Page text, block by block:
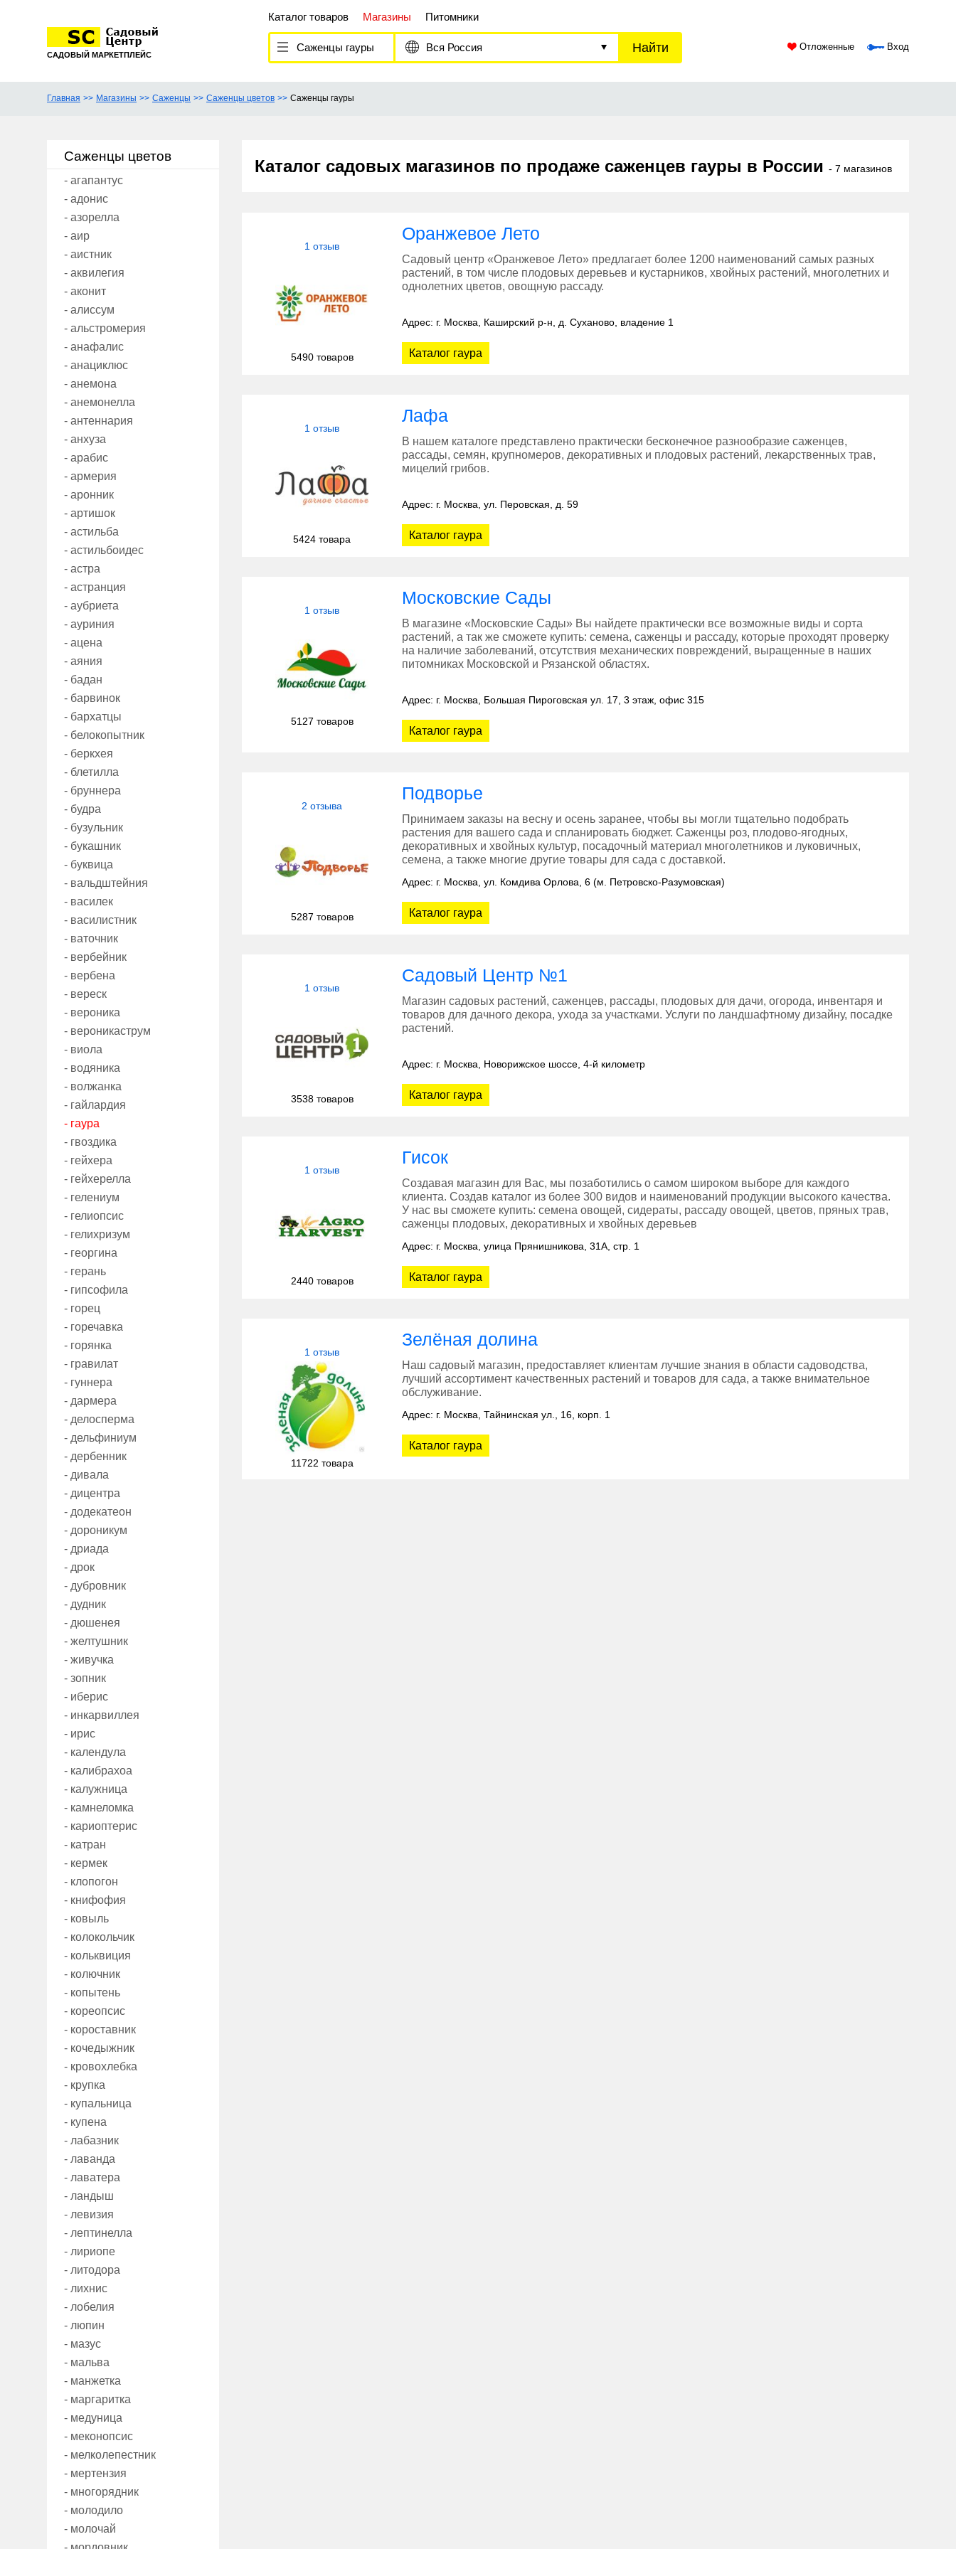
САДОВЫЙ МАРКЕТПЛЕЙС
Каталог товаров Магазины Питомники
Саженцы гауры Вся Россия Найти Отложенные Вход
Главная Магазины Саженцы Саженцы цветов Саженцы гауры
Саженцы цветов
- агапантус
- адонис
- азорелла
- аир
- аистник
- аквилегия
- аконит
- алиссум
- альстромерия
- анафалис
- анациклюс
- анемона
- анемонелла
- антеннария
- анхуза
- арабис
- армерия
- аронник
- артишок
- астильба
- астильбоидес
- астра
- астранция
- аубриета
- ауриния
- ацена
- аяния
- бадан
- барвинок
- бархатцы
- белокопытник
- беркхея
- блетилла
- бруннера
- будра
- бузульник
- букашник
- буквица
- вальдштейния
- василек
- василистник
- ваточник
- вербейник
- вербена
- вереск
- вероника
- вероникаструм
- виола
- водяника
- волжанка
- гайлардия
- гаура
- гвоздика
- гейхера
- гейхерелла
- гелениум
- гелиопсис
- гелихризум
- георгина
- герань
- гипсофила
- горец
- горечавка
- горянка
- гравилат
- гуннера
- дармера
- делосперма
- дельфиниум
- дербенник
- дивала
- дицентра
- додекатеон
- дороникум
- дриада
- дрок
- дубровник
- дудник
- дюшенея
- желтушник
- живучка
- зопник
- иберис
- инкарвиллея
- ирис
- календула
- калибрахоа
- калужница
- камнеломка
- кариоптерис
- катран
- кермек
- клопогон
- книфофия
- ковыль
- колокольчик
- кольквиция
- колючник
- копытень
- кореопсис
- короставник
- кочедыжник
- кровохлебка
- крупка
- купальница
- купена
- лабазник
- лаванда
- лаватера
- ландыш
- левизия
- лептинелла
- лириопе
- литодора
- лихнис
- лобелия
- люпин
- мазус
- мальва
- манжетка
- маргаритка
- медуница
- меконопсис
- мелколепестник
- мертензия
- многорядник
- молодило
- молочай
Каталог садовых магазинов по продаже саженцев гауры в России - 7 магазинов
1 отзыв
5490 товаров
Оранжевое Лето
Садовый центр «Оранжевое Лето» предлагает более 1200 наименований самых разных
растений, в том числе плодовых деревьев и кустарников, хвойных растений, многолетних и
однолетних цветов, овощную рассаду.
Адрес: г. Москва, Каширский р-н, д. Суханово, владение 1
Каталог гаура
1 отзыв
5424 товара
Лафа
В нашем каталоге представлено практически бесконечное разнообразие саженцев,
рассады, семян, крупномеров, декоративных и плодовых растений, лекарственных трав,
мицелий грибов.
Адрес: г. Москва, ул. Перовская, д. 59
Каталог гаура
1 отзыв
5127 товаров
Московские Сады
В магазине «Московские Сады» Вы найдете практически все возможные виды и сорта
растений, а так же сможете купить: семена, саженцы и рассаду, которые проходят проверку
на наличие заболеваний, отсутствия механических повреждений, выращенные в наших
питомниках Московской и Рязанской областях.
Адрес: г. Москва, Большая Пироговская ул. 17, 3 этаж, офис 315
Каталог гаура
2 отзыва
5287 товаров
Подворье
Принимаем заказы на весну и осень заранее, чтобы вы могли тщательно подобрать
растения для вашего сада и спланировать бюджет. Саженцы роз, плодово-ягодных,
декоративных и хвойных культур, посадочный материал многолетников и луковичных,
семена, а также многие другие товары для сада с доставкой.
Адрес: г. Москва, ул. Комдива Орлова, 6 (м. Петровско-Разумовская)
Каталог гаура
1 отзыв
3538 товаров
Садовый Центр №1
Магазин садовых растений, саженцев, рассады, плодовых для дачи, огорода, инвентаря и
товаров для дачного декора, ухода за участками. Услуги по ландшафтному дизайну, посадке
растений.
Адрес: г. Москва, Новорижское шоссе, 4-й километр
Каталог гаура
1 отзыв
2440 товаров
Гисок
Создавая магазин для Вас, мы позаботились о самом широком выборе для каждого
клиента. Создав каталог из более 300 видов и наименований продукции высокого качества.
У нас вы сможете купить: семена овощей, сидераты, рассаду овощей, цветов, пряных трав,
саженцы плодовых, декоративных и хвойных деревьев
Адрес: г. Москва, улица Прянишникова, 31А, стр. 1
Каталог гаура
1 отзыв
11722 товара
Зелёная долина
Наш садовый магазин, предоставляет клиентам лучшие знания в области садоводства,
лучший ассортимент качественных растений и товаров для сада, а также внимательное
обслуживание.
Адрес: г. Москва, Тайнинская ул., 16, корп. 1
Каталог гаура